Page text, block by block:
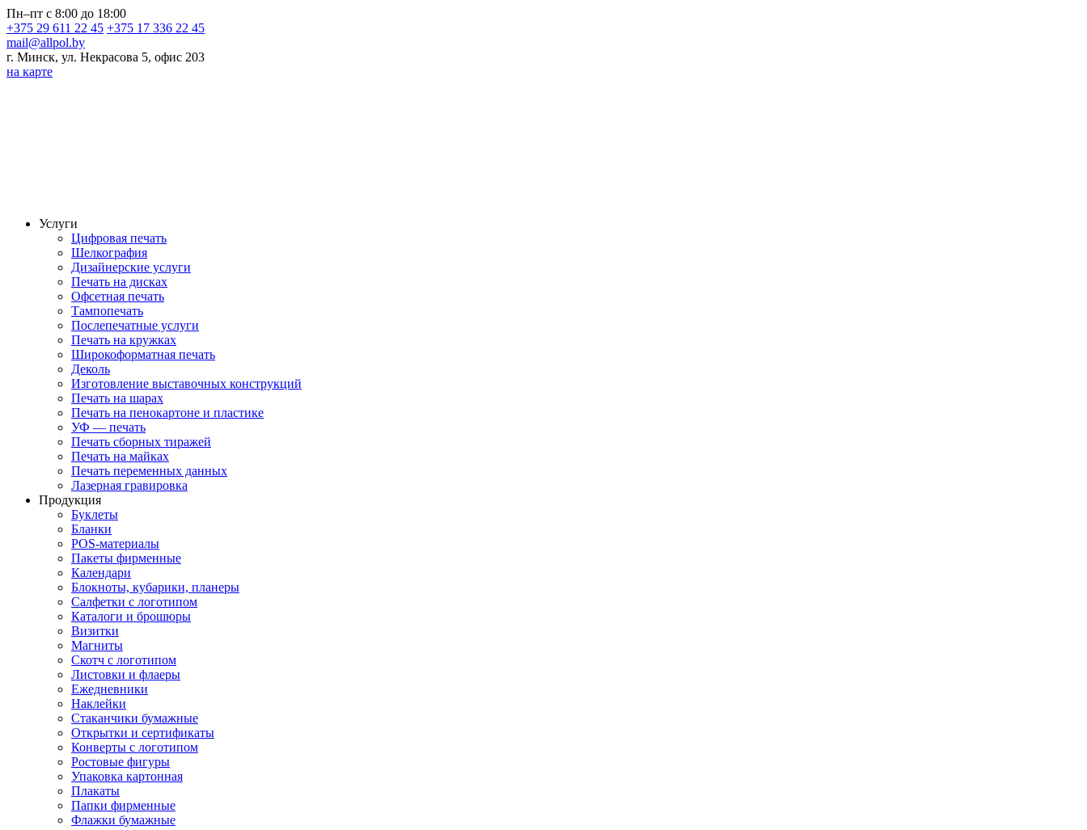
Пн–пт с 8:00 до 18:00
+375 29 611 22 45 +375 17 336 22 45
mail@allpol.by
г. Минск, ул. Некрасова 5, офис 203
на карте
Услуги
Цифровая печать
Шелкография
Дизайнерские услуги
Печать на дисках
Офсетная печать
Тампопечать
Послепечатные услуги
Печать на кружках
Широкоформатная печать
Деколь
Изготовление выставочных конструкций
Печать на шарах
Печать на пенокартоне и пластике
УФ — печать
Печать сборных тиражей
Печать на майках
Печать переменных данных
Лазерная гравировка
Продукция
Буклеты
Бланки
POS-материалы
Пакеты фирменные
Календари
Блокноты, кубарики, планеры
Салфетки с логотипом
Каталоги и брошюры
Визитки
Магниты
Скотч с логотипом
Листовки и флаеры
Ежедневники
Наклейки
Стаканчики бумажные
Открытки и сертификаты
Конверты с логотипом
Ростовые фигуры
Упаковка картонная
Плакаты
Папки фирменные
Флажки бумажные